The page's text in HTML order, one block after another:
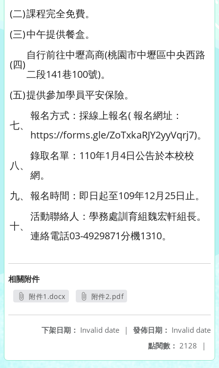
(二)課程完全免費。
(三)中午提供餐盒。
(四)
自行前往中壢高商(桃園市中壢區中央西路
二段141巷100號)。
(五)提供參加學員平安保險。
七、
報名方式：採線上報名( 報名網址：
https://forms.gle/ZoTxkaRJY2yyVqrj7)。
八、
錄取名單：110年1月4日公告於本校校
網。
九、 報名時間：即日起至109年12月25日止。
十、
活動聯絡人：學務處訓育組魏宏軒組長。
連絡電話03-4929871分機1310。
相關附件
附件1.docx
附件2.pdf
發佈日期： Invalid date
下架日期： Invalid date
|
點閱數： 2128 |